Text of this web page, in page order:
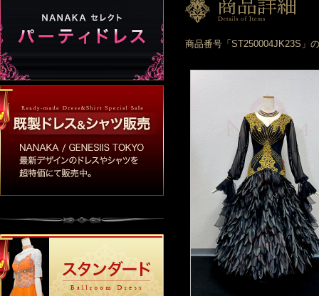
商品番号「ST250004JK23S」